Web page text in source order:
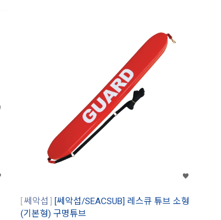
쎄악섭
[쎄악섭/SEACSUB] 레스큐 튜브 소형
(기본형) 구명튜브